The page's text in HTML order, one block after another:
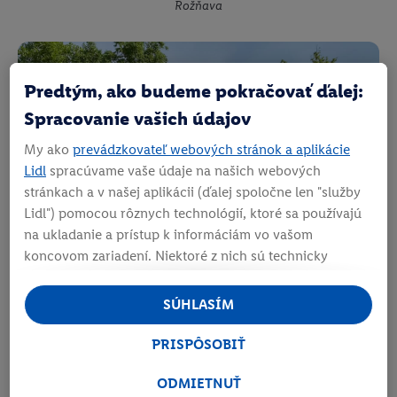
Rožňava
Predtým, ako budeme pokračovať ďalej:
Spracovanie vašich údajov
My ako prevádzkovateľ webových stránok a aplikácie
Lidl spracúvame vaše údaje na našich webových
stránkach a v našej aplikácii (ďalej spoločne len "služby
Lidl") pomocou rôznych technológií, ktoré sa používajú
na ukladanie a prístup k informáciám vo vašom
koncovom zariadení. Niektoré z nich sú technicky
pohodlné nastavenie, na zostavovanie štatistík alebo na
personalizovanú reklamu v rámci služieb Lidl aj mimo
nich. Ak ste účastníkom programu Lidl Plus, na tieto
ODMIETNUŤ
PRISPÔSOBIŤ
SÚHLASÍM